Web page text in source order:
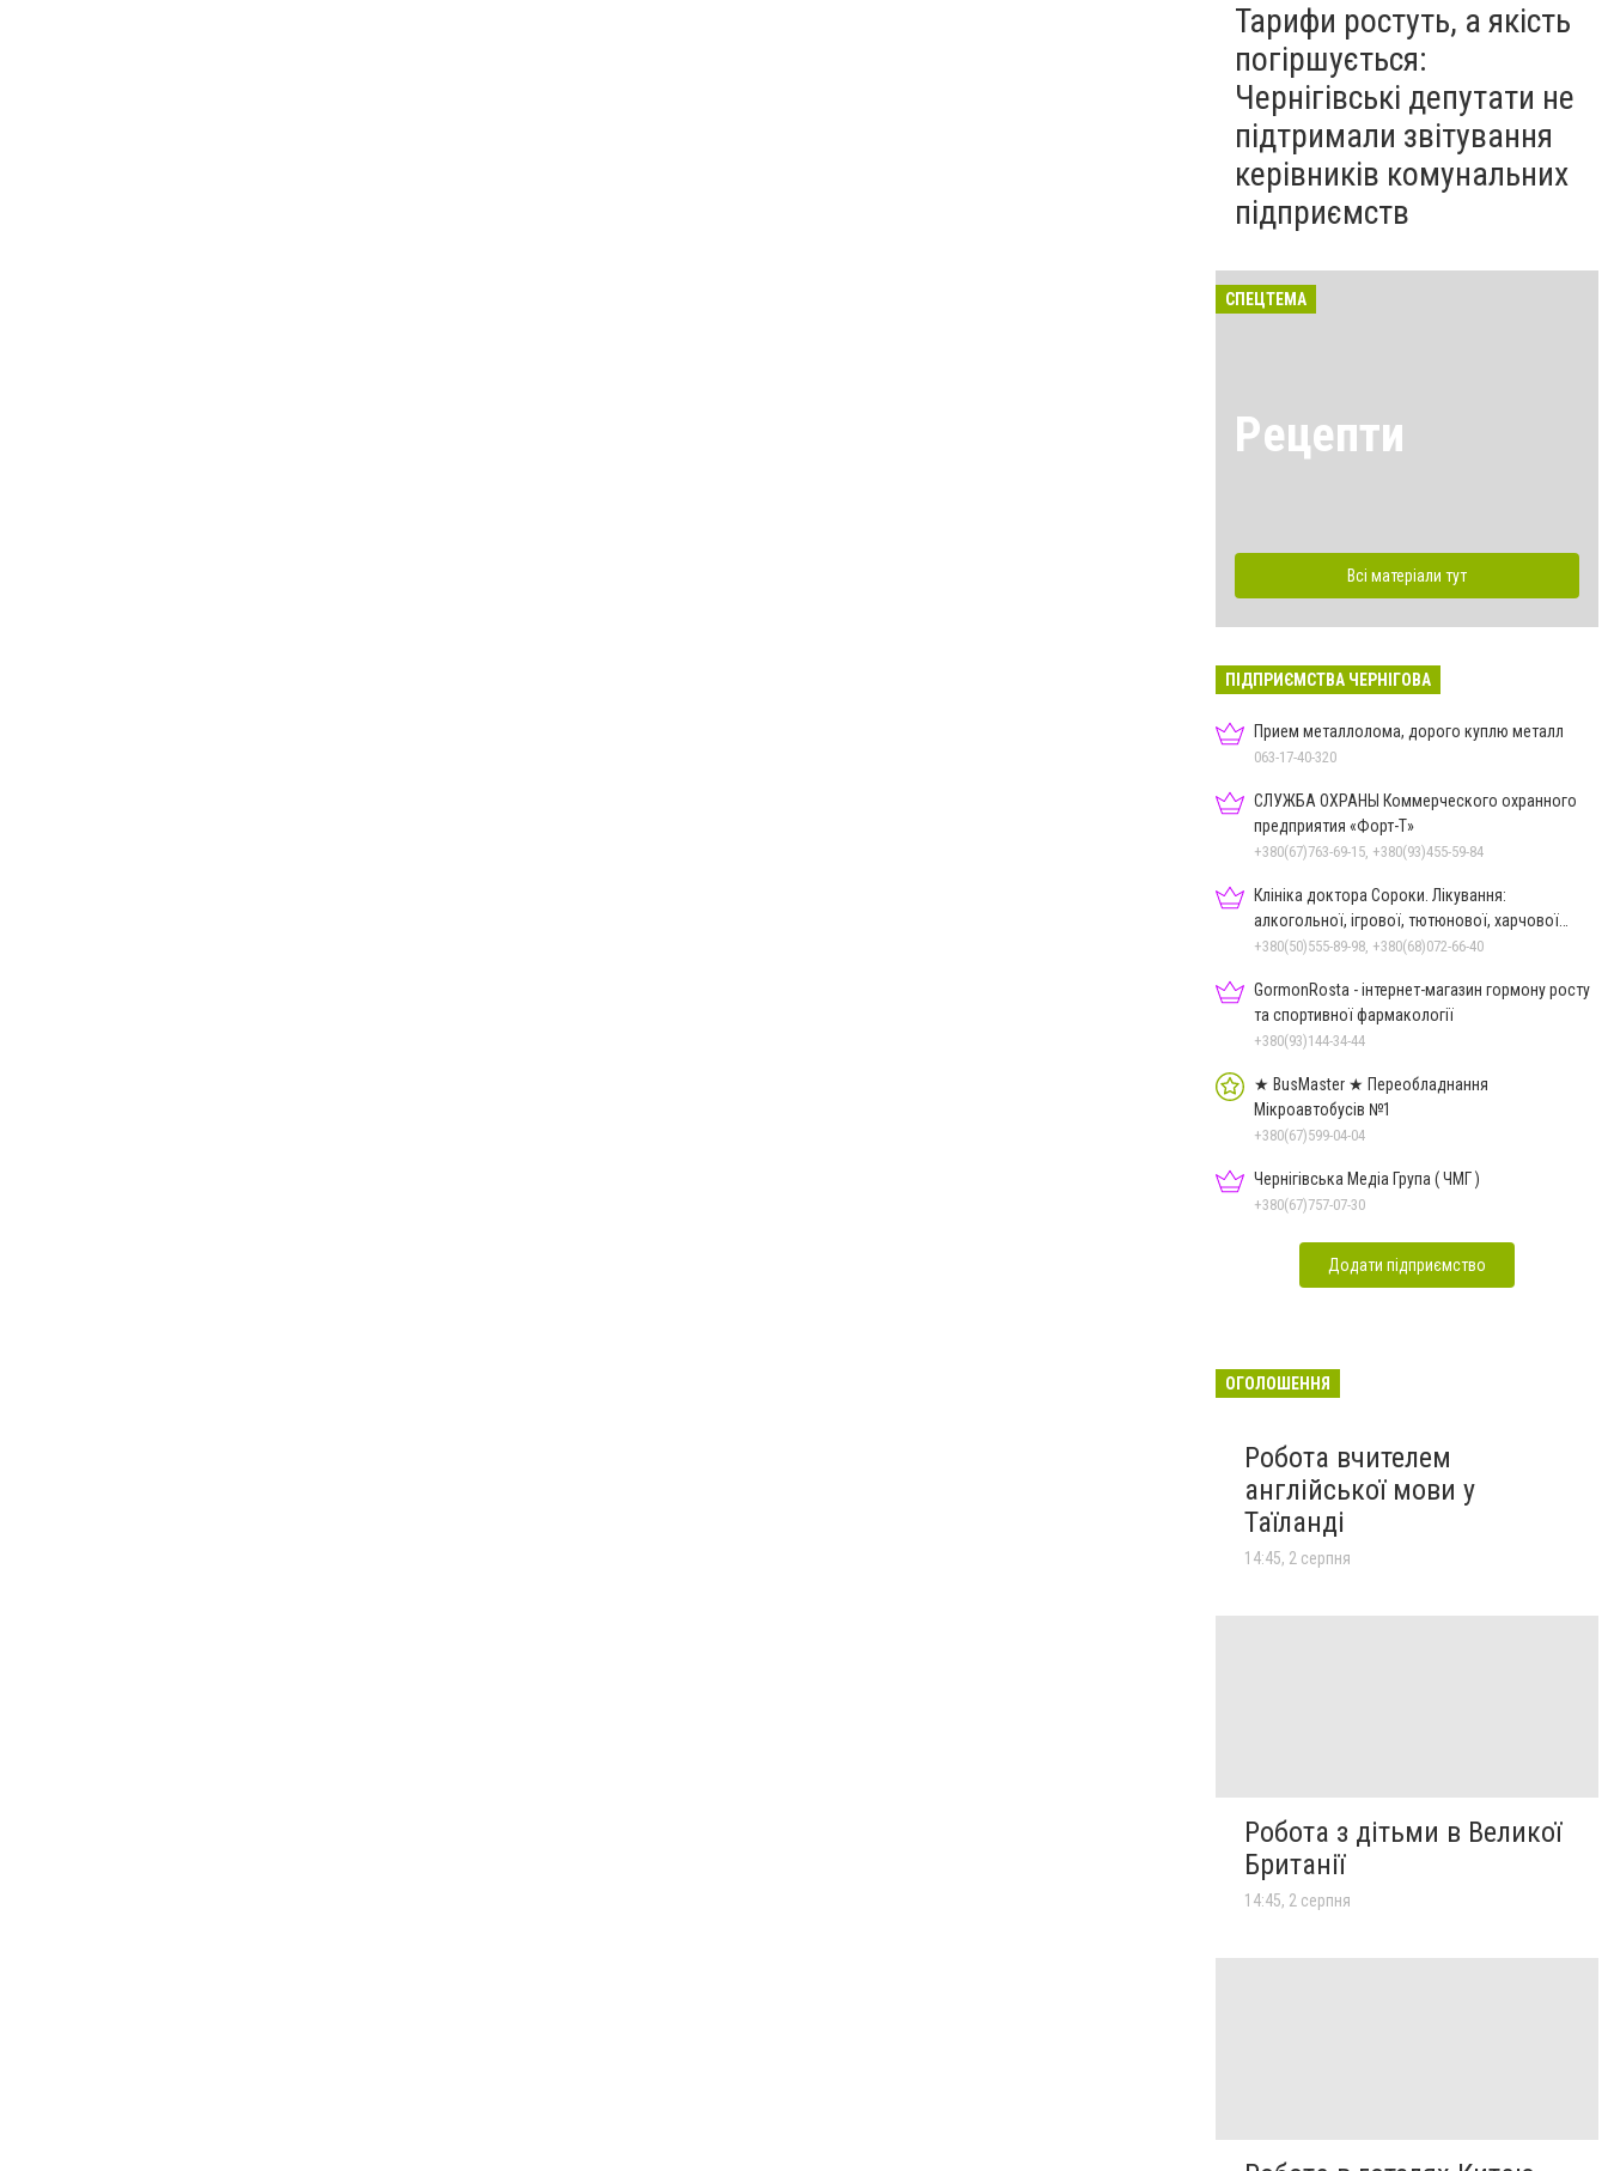
Тарифи ростуть, а якість
погіршується:
Чернігівські депутати не
підтримали звітування
керівників комунальних
підприємств
СПЕЦТЕМА
Рецепти
Всі матеріали тут
ПІДПРИЄМСТВА ЧЕРНІГОВА
Прием металлолома, дорого куплю металл
063-17-40-320
СЛУЖБА ОХРАНЫ Коммерческого охранного
предприятия «Форт-Т»
+380(67)763-69-15, +380(93)455-59-84
Клініка доктора Сороки. Лікування:
алкогольної, ігрової, тютюнової, харчової
залежностей, неврозів т
+380(50)555-89-98, +380(68)072-66-40
GormonRosta - інтернет-магазин гормону росту
та спортивної фармакології
+380(93)144-34-44
★ BusMaster ★ Переобладнання
Мікроавтобусів №1
+380(67)599-04-04
Чернігівська Медіа Група ( ЧМГ )
+380(67)757-07-30
Додати підприємство
ОГОЛОШЕННЯ
Робота вчителем
англійської мови у
Таїланді
14:45, 2 серпня
Робота з дітьми в Великої
Британії
14:45, 2 серпня